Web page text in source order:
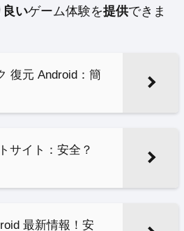
良いゲーム体験を提供できま
復元 Android：簡
サイト：安全？
最新情報！安